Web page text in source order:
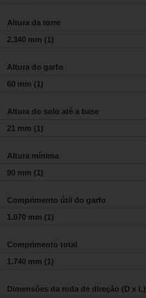
Altura da torre
2.340 mm (1)
Altura do garfo
60 mm (1)
Altura do solo até a base
21 mm (1)
Altura mínima
90 mm (1)
Comprimento útil do garfo
1.070 mm (1)
Comprimento total
1.740 mm (1)
Dimensões da roda de direção (D x L)